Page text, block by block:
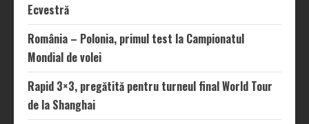
Ecvestră
România – Polonia, primul test la Campionatul
Mondial de volei
Rapid 3×3, pregătită pentru turneul final World Tour
de la Shanghai